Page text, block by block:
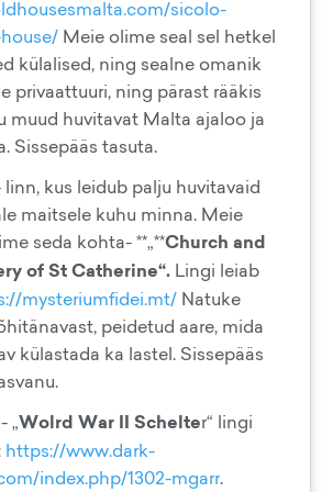
sicolo-
Meie olime seal sel hetkel
külalised, ning sealne omanik
privaattuuri, ning pärast rääkis
muud huvitavat Malta ajaloo ja
Sissepääs tasuta.
kus leidub palju huvitavaid
maitsele kuhu minna. Meie
seda kohta- **„**Church and
of St Catherine“. Lingi leiab
mysteriumfidei.mt/ Natuke
peidetud aare, mida
külastada ka lastel. Sissepääs
„Wolrd War II Schelter“ lingi
https://www.dark-
index.php/1302-mgarr.